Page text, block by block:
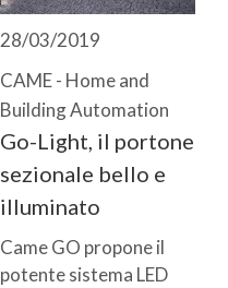
28/03/2019
CAME - Home and
Building Automation
Go-Light, il portone
sezionale bello e
illuminato
Came GO propone il
potente sistema LED